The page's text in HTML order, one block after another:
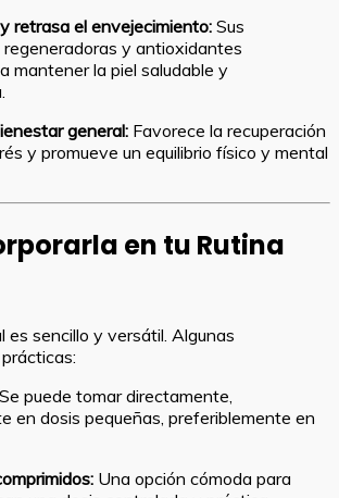
retrasa el envejecimiento: Sus
y antioxidantes
mantener la piel saludable y
general: Favorece la recuperación
y promueve un equilibrio físico y mental
en tu Rutina
es sencillo y versátil. Algunas
Se puede tomar directamente,
en dosis pequeñas, preferiblemente en
Una opción cómoda para